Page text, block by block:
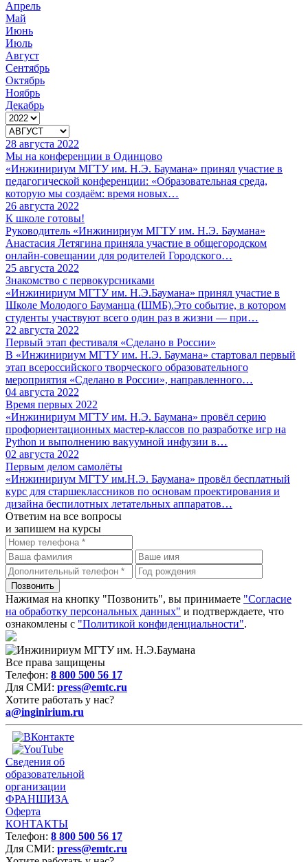
Апрель
Май
Июнь
Июль
Август
Сентябрь
Октябрь
Ноябрь
Декабрь
28 августа 2022
Мы на конференции в Одинцово
«Инжинириум МГТУ им. Н.Э. Баумана» принял участие в
педагогической конференции: «Образовательная среда,
которую мы создаём: время новых…
26 августа 2022
К школе готовы!
Руководитель «Инжинириум МГТУ им. Н.Э. Баумана»
Анастасия Летягина приняла участие в общегородском
онлайн-совещании для родителей Городского…
25 августа 2022
Знакомство с первокурсниками
«Инжинириум МГТУ им. Н.Э.Баумана» принял участие в
Школе Молодого Бауманца (ШМБ).Это событие, в котором
студенты участвуют всего один раз в жизни — при…
22 августа 2022
Первый этап фестиваля «Сделано в России»
В «Инжинириум МГТУ им. Н.Э. Баумана» стартовал первый
этап всероссийского творческого образовательного
мероприятия «Сделано в России», направленного…
04 августа 2022
Время первых 2022
«Инжинириум МГТУ им. Н.Э. Баумана» провёл серию
профориентационных мастер-классов по разработке игр на
Python и выполнению вакуумной инфузии в…
02 августа 2022
Первым делом самолёты
«Инжинириум МГТУ им.Н.Э. Баумана» провёл бесплатный
курс для старшеклассников по основам проектирования и
дизайна беспилотных летательных аппаратов…
Ответим на все вопросы
и запишем на курсы
Нажимая на кнопку "Позвонить", вы принимаете "Согласие
на обработку персональных данных" и подтверждаете, что
ознакомлены с "Политикой конфиденциальности".
Все права защищены
Телефон: 8 800 500 56 17
Для СМИ: press@emtc.ru
Хотите работать у нас?
a@inginirium.ru
Сведения об
образовательной
организации
ФРАНШИЗА
Оферта
КОНТАКТЫ
Телефон: 8 800 500 56 17
Для СМИ: press@emtc.ru